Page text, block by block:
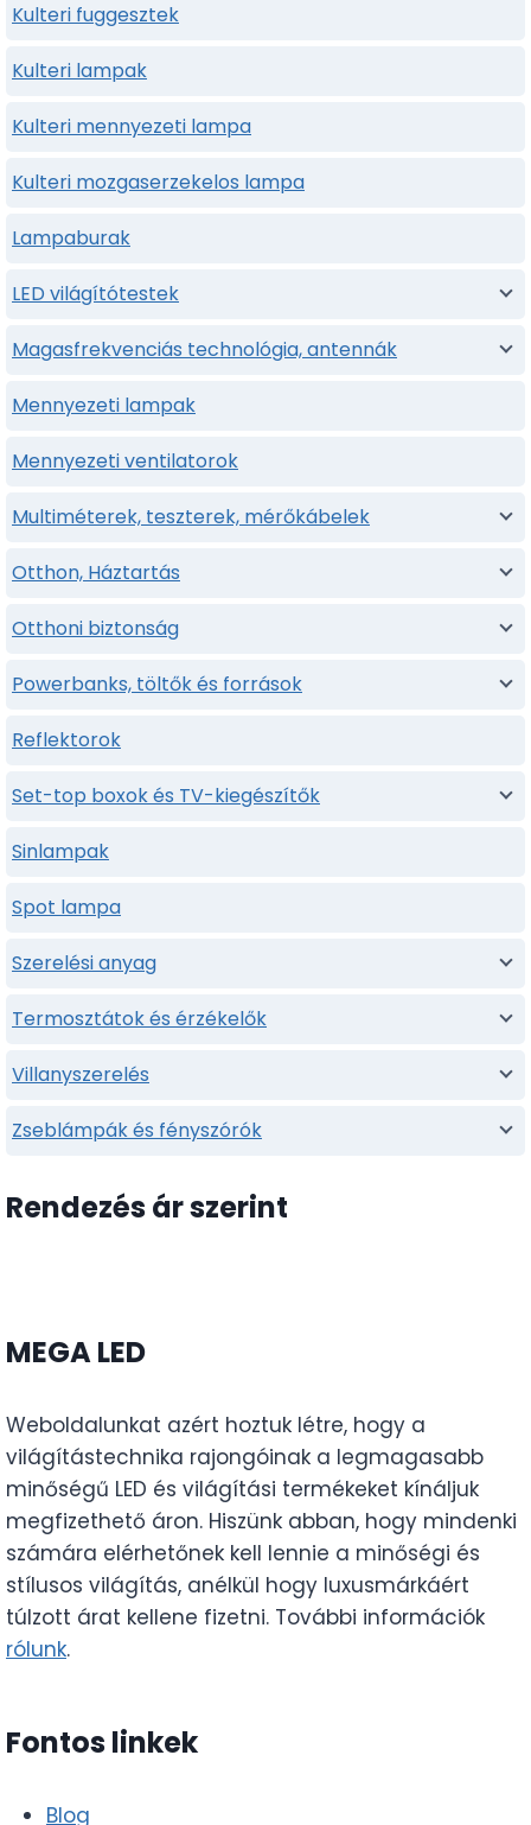
Kulteri fuggesztek
Kulteri lampak
Kulteri mennyezeti lampa
Kulteri mozgaserzekelos lampa
Lampaburak
LED világítótestek
Magasfrekvenciás technológia, antennák
Mennyezeti lampak
Mennyezeti ventilatorok
Multiméterek, teszterek, mérőkábelek
Otthon, Háztartás
Otthoni biztonság
Powerbanks, töltők és források
Reflektorok
Set-top boxok és TV-kiegészítők
Sinlampak
Spot lampa
Szerelési anyag
Termosztátok és érzékelők
Villanyszerelés
Zseblámpák és fényszórók
Rendezés ár szerint
MEGA LED
Weboldalunkat azért hoztuk létre, hogy a
világítástechnika rajongóinak a legmagasabb
minőségű LED és világítási termékeket kínáljuk
megfizethető áron. Hiszünk abban, hogy mindenki
számára elérhetőnek kell lennie a minőségi és
stílusos világítás, anélkül hogy luxusmárkáért
túlzott árat kellene fizetni. További információk
rólunk.
Fontos linkek
Blog